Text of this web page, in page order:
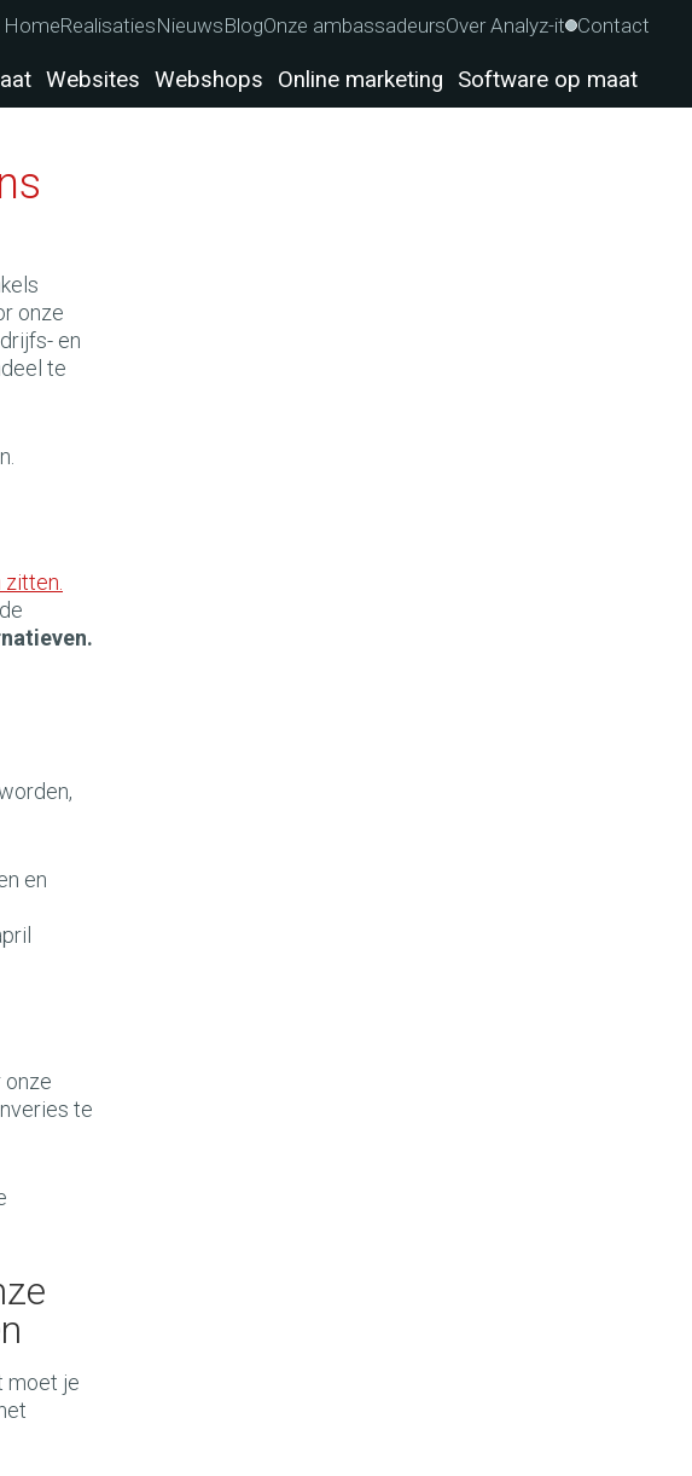
HomeRealisatiesNieuwsBlogOnze ambassadeursOver Analyz-it Contact
Websites Webshops Online marketing Software op maat
onze
en
te
zitten
en
onze
te
moet je